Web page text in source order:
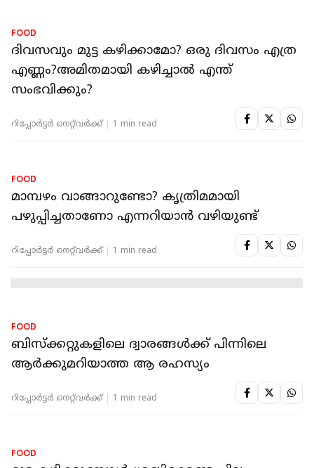
FOOD
മുട്ട പഫ്‌സിലെ പകുതി മുട്ട എവിടെ?
എണ്ണം?അമിതമായി കഴിച്ചാല്‍ എന്ത്
സംഭവിക്കും?
റിപ്പോർട്ടർ നെറ്റ്‌വര്‍ക്ക്‌